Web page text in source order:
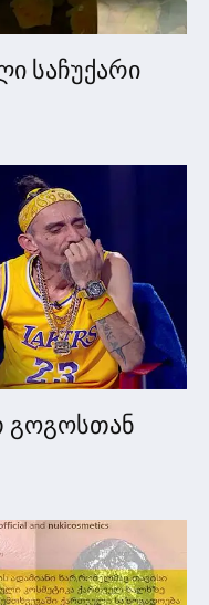
საჩუქარი
გოგოსთან